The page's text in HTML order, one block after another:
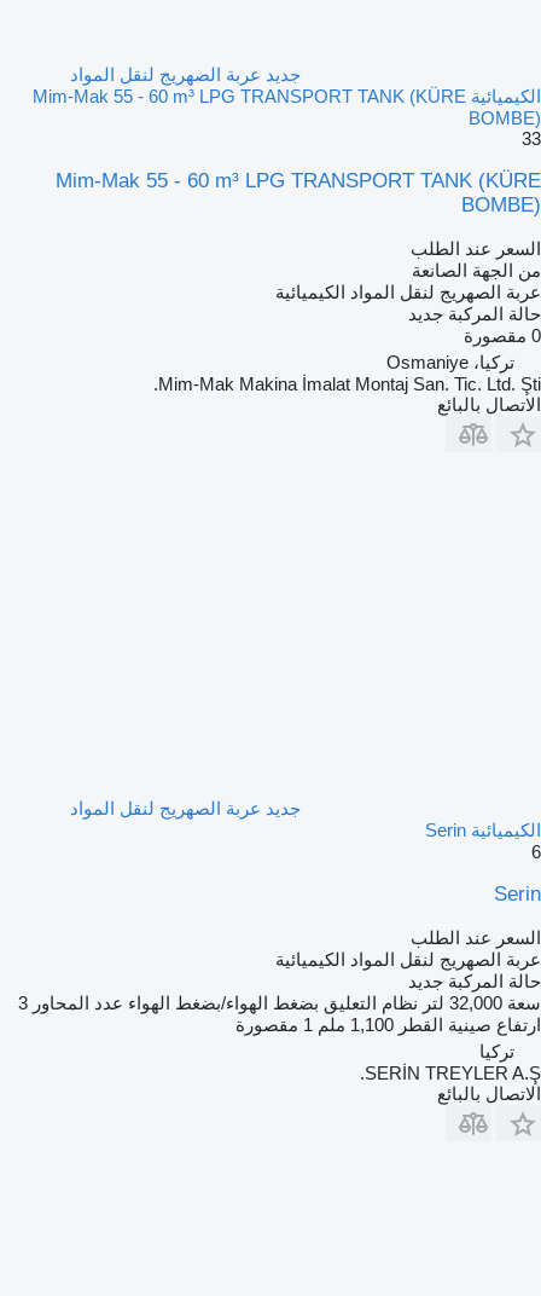
جديد عربة الصهريج لنقل المواد
الكيميائية Mim-Mak 55 - 60 m³ LPG TRANSPORT TANK (KÜRE
BOMBE)
33
Mim-Mak 55 - 60 m³ LPG TRANSPORT TANK (KÜRE
BOMBE)
السعر عند الطلب
من الجهة الصانعة
عربة الصهريج لنقل المواد الكيميائية
حالة المركبة جديد
0 مقصورة
تركيا، Osmaniye
Mim-Mak Makina İmalat Montaj San. Tic. Ltd. Şti.
الاتصال بالبائع
جديد عربة الصهريج لنقل المواد
الكيميائية Serin
6
Serin
السعر عند الطلب
عربة الصهريج لنقل المواد الكيميائية
حالة المركبة جديد
سعة 32,000 لتر نظام التعليق بضغط الهواء/بضغط الهواء عدد المحاور 3
ارتفاع صينية القطر 1,100 ملم
1 مقصورة
تركيا
SERİN TREYLER A.Ş.
الاتصال بالبائع